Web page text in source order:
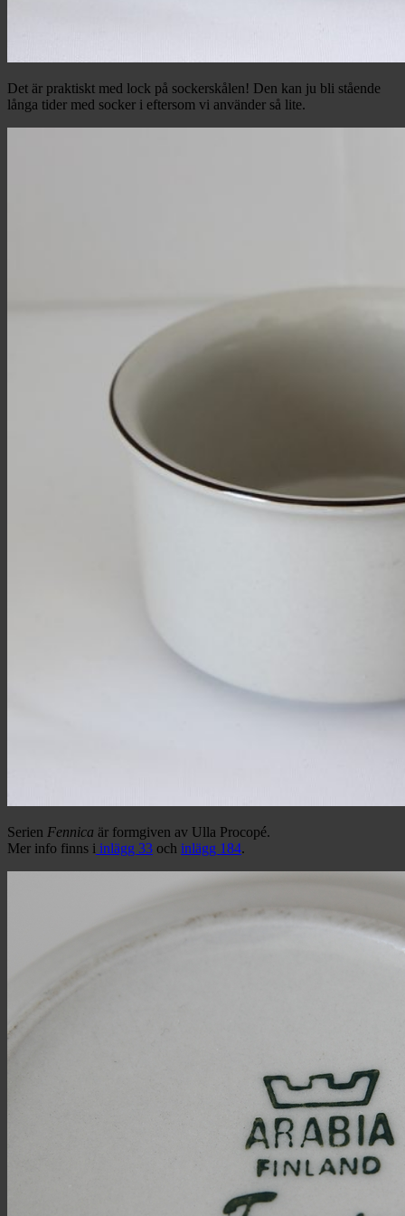
Det är praktiskt med lock på sockerskålen! Den kan ju bli stående
långa tider med socker i eftersom vi använder så lite.
Serien Fennica är formgiven av Ulla Procopé.
Mer info finns i inlägg 33 och inlägg 184.